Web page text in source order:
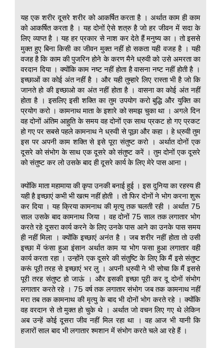
यह एक शरीर दूसरे शरीर को आकर्षित करता है । अर्थात काम ही काम
को आकर्षित करता है । यह दोनों ऐसे शत्रु है जो हर जीवन में सदा के
लिए व्याप्त है । यह हर प्रकार से नाश कर देते हैं मनुष्य का । तो इससे
मुक्त हुए बिना किसी का जीवन मुक्त नहीं हो सकता यही वजह है । यही
वजह है कि काम की पुजरिन होने के करण मैने ध्रुवी को उसे अमरता का
वरदान दिया । क्योंकि काम नष्ट नहीं होता है वासना नष्ट नहीं होती है ।
इच्छाओं का कोई अंत नहीं है । और यही तुम्हारे लिए रास्ता भी है जो कि
जानते हो की इच्छाओ का अंत नहीं होता है । वासना का कोई अंत नहीं
होता है । इसलिए इसी शक्ति का तुम उपयोग करो बुद्धि और युक्ति का
प्रयोग करो । कामनाथ माता के इशारे को समझ चुका था । अगले दिन
वह दोनों अंतिम आहुति के समय वह दोनों एक साथ प्रकट हो गए प्रकट
हो गए पर सबसे पहले कामनाथ ने ध्रुवी से पूछा और कहा । हे ध्रुवी तुम
इस पर अपनी काम शक्ति से इसे पूरा संतुष्ट करो । अर्थात दोनों एक
दूसरे को संभोग के साथ एक दूसरे को संतुष्ट करें । तुम दोनों एक दूसरे
को संतुष्ट कर लो उसके बाद ही दूसरे कार्य के लिए मेरे पास आना ।
क्योंकि माता महामाया की कृपा उनकी बनाई हुई । इस दुनिया का रहस्य ही
यही है इच्छाएं कभी भी खत्म नहीं होती । तो फिर दोनों ने भोग करना शुरू
कर दिया । यह क्रिया कामनाथ की मृत्यु तक चलती रही । अर्थात 75
साल उसके बाद कामनाथ जिया । वह दोनों 75 साल तक लगातार भोग
करते रहे दूसरा कार्य करने के लिए उनके पास आने का उनके पास समय
ही नहीं मिला । क्योंकि इच्छाएं अनंत है । जब शरीर नहीं होता तो उसी
इच्छा में फंसा हुआ इंसान अर्थात काम या भोग फसा हुआ लगातार वही
कार्य करता रहा । उन्होंने एक दूसरे की संतुष्टि के लिए कि मैं इसे संतुष्ट
करूं पूरी तरह से इच्छाएं भर लु । अपनी ध्रुवी ने भी सोचा कि मैं इससे
पूरी तरह संतुष्ट हो जाऊं । और इसकी इच्छा पूरी कर दू दोनों संभोग
लगातार करते रहे । 75 वर्ष तक लगातार संभोग जब तक कामनाथ नहीं
मरा तब तक कामनाथ की मृत्यु के बाद भी दोनों भोग करते रहे । क्योंकि
वह वरदान से तो मुक्त हो चुके थे । अर्थात जो वचन लिए गए थे लेकिन
अब उन्हें कोई दूसरा जीव नहीं मिल रहा था । वह आज भी यानी कि
हजारों साल बाद भी लगातार श्मशान में संभोग करते चले आ रहे हैं ।